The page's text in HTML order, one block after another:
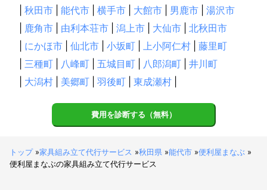
秋田市 能代市 横手市 大館市 男鹿市
湯沢市
鹿角市 由利本荘市 潟上市 大仙市
北秋田市
にかほ市 仙北市 小坂町 上小阿仁村
藤里町
三種町 八峰町 五城目町 八郎潟町
井川町
大潟村 美郷町 羽後町 東成瀬村
費用を診断する（無料）
トップ»家具組み立て代行サービス »秋田県 »能代市 »便利屋まなぶ »
便利屋まなぶの家具組み立て代行サービス